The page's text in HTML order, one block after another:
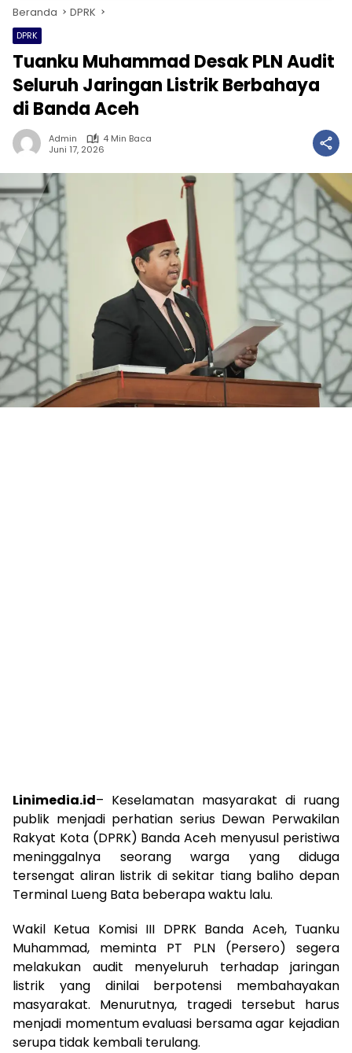
Beranda DPRK
DPRK
Tuanku Muhammad Desak PLN Audit
Seluruh Jaringan Listrik Berbahaya
di Banda Aceh
Admin
4 Min Baca
Juni 17, 2026
Linimedia.id– Keselamatan masyarakat di ruang
publik menjadi perhatian serius Dewan Perwakilan
Rakyat Kota (DPRK) Banda Aceh menyusul peristiwa
meninggalnya seorang warga yang diduga
tersengat aliran listrik di sekitar tiang baliho depan
Terminal Lueng Bata beberapa waktu lalu.
Wakil Ketua Komisi III DPRK Banda Aceh, Tuanku
Muhammad, meminta PT PLN (Persero) segera
melakukan audit menyeluruh terhadap jaringan
listrik yang dinilai berpotensi membahayakan
masyarakat. Menurutnya, tragedi tersebut harus
menjadi momentum evaluasi bersama agar kejadian
serupa tidak kembali terulang.